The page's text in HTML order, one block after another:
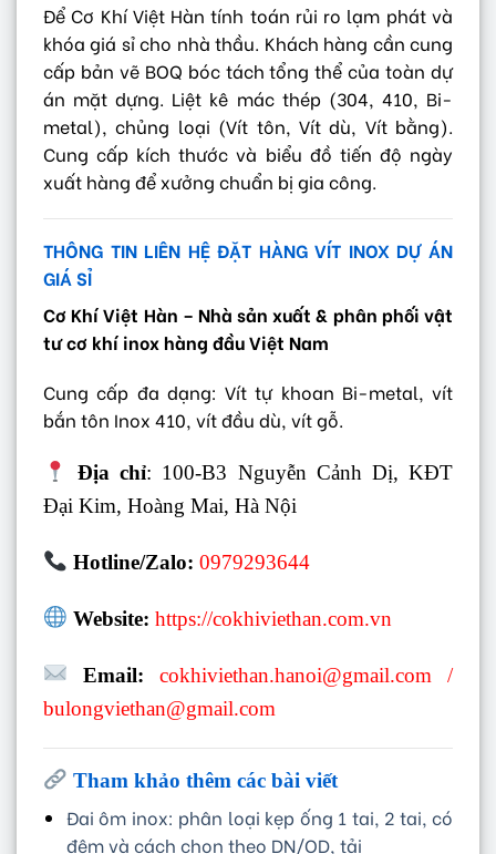
Để Cơ Khí Việt Hàn tính toán rủi ro lạm phát và
khóa giá sỉ cho nhà thầu. Khách hàng cần cung
cấp bản vẽ BOQ bóc tách tổng thể của toàn dự
án mặt dựng. Liệt kê mác thép (304, 410, Bi-
metal), chủng loại (Vít tôn, Vít dù, Vít bằng).
Cung cấp kích thước và biểu đồ tiến độ ngày
xuất hàng để xưởng chuẩn bị gia công.
THÔNG TIN LIÊN HỆ ĐẶT HÀNG VÍT INOX DỰ ÁN
GIÁ SỈ
Cơ Khí Việt Hàn – Nhà sản xuất & phân phối vật
tư cơ khí inox hàng đầu Việt Nam
Cung cấp đa dạng: Vít tự khoan Bi-metal, vít
bắn tôn Inox 410, vít đầu dù, vít gỗ.
Địa chỉ: 100-B3 Nguyễn Cảnh Dị, KĐT
Đại Kim, Hoàng Mai, Hà Nội
Hotline/Zalo: 0979293644
Website: https://cokhiviethan.com.vn
Email: cokhiviethan.hanoi@gmail.com /
bulongviethan@gmail.com
Tham khảo thêm các bài viết
Đai ôm inox: phân loại kẹp ống 1 tai, 2 tai, có
đệm và cách chọn theo DN/OD, tải